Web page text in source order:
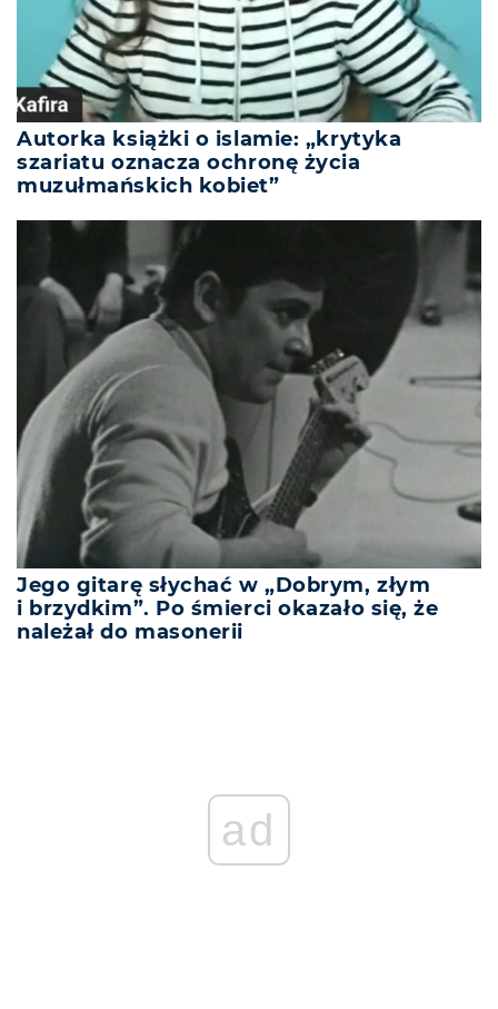
Autorka książki o islamie: „krytyka
szariatu oznacza ochronę życia
muzułmańskich kobiet”
Jego gitarę słychać w „Dobrym, złym
i brzydkim”. Po śmierci okazało się, że
należał do masonerii
ad